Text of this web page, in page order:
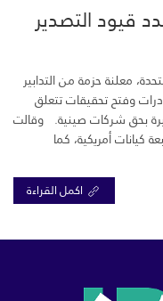
قيود التصدير
معلنة حزمة من التدابير
وفتح تحقيقات تتعلق
بحق شركات صينية. وقالت
كيانات أمريكية، كما
اكمل القراءة